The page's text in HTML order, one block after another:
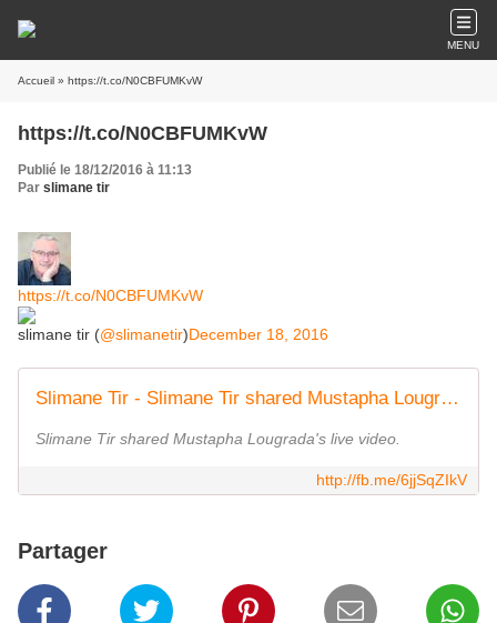
MENU
Accueil » https://t.co/N0CBFUMKvW
https://t.co/N0CBFUMKvW
Publié le 18/12/2016 à 11:13
Par slimane tir
https://t.co/N0CBFUMKvW
slimane tir (@slimanetir)December 18, 2016
Slimane Tir - Slimane Tir shared Mustapha Lougrada's live... | Facebook
Slimane Tir shared Mustapha Lougrada's live video.
http://fb.me/6jjSqZIkV
Partager